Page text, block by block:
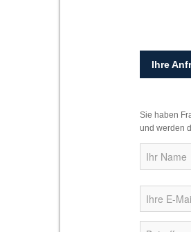
Ihre
Sie haben
und werden